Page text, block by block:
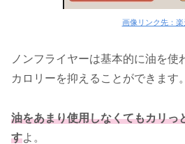
画像リンク先：楽
ノンフライヤーは基本的に油を使
カロリーを抑えることができます。
油をあまり使用しなくてもカリっ
すよ。